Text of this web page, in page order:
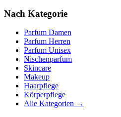
Nach Kategorie
Parfum Damen
Parfum Herren
Parfum Unisex
Nischenparfum
Skincare
Makeup
Haarpflege
Körperpflege
Alle Kategorien →